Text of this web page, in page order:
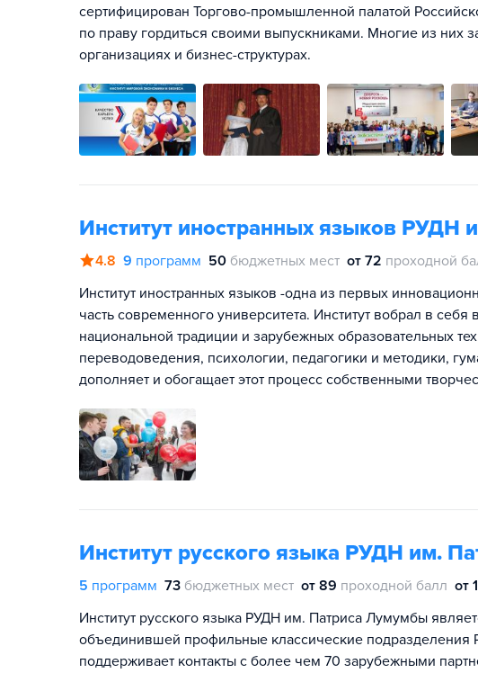
сертифицирован Торгово-промышленной палатой
по праву гордиться своими выпускниками. Многие из них
организациях и бизнес-структурах.
Институт иностранных языков РУДН
4.8 9 программ 50 бюджетных мест от 72 проходной
Институт иностранных языков -одна из первых
часть современного университета. Институт вобрал в
национальной традиции и зарубежных образовательных
переводоведения, психологии, педагогики и методики,
дополняет и обогащает этот процесс собственными
Институт русского языка РУДН им.
5 программ 73 бюджетных мест от 89 проходной балл от
Институт русского языка РУДН им. Патриса Лумумбы
объединившей профильные классические подразделения
поддерживает контакты с более чем 70 зарубежными